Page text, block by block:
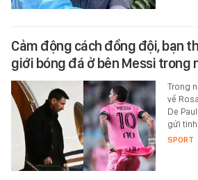
Cảm động cách đồng đội, bạn
giới bóng đá ở bên Messi trong
Trong
về
De
gửi tình
SPORT